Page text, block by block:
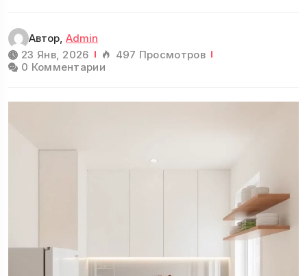
Гостиная
Автор, Admin
23 Янв, 2026
497 Просмотров
0 Комментарии